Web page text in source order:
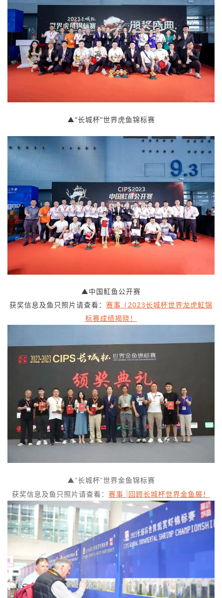
▲“长城杯”世界虎鱼锦标赛
▲中国魟鱼公开赛
获奖信息及鱼只照片请查看： 赛事 |2023长城杯世界龙虎魟锦
标赛成绩揭晓！
▲“长城杯”世界金鱼锦标赛
获奖信息及鱼只照片请查看： 赛事 |回顾长城杯世界金鱼展！